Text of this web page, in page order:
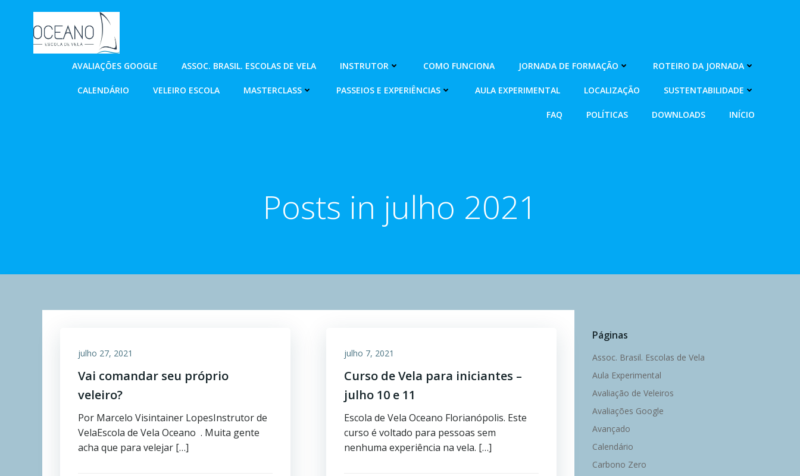
AVALIAÇÕES GOOGLE ASSOC. BRASIL. ESCOLAS DE VELA INSTRUTOR COMO FUNCIONA JORNADA DE FORMAÇÃO ROTEIRO DA JORNADA
CALENDÁRIO VELEIRO ESCOLA MASTERCLASS PASSEIOS E EXPERIÊNCIAS AULA EXPERIMENTAL LOCALIZAÇÃO SUSTENTABILIDADE
FAQ POLÍTICAS DOWNLOADS INÍCIO
Posts in julho 2021
julho 27, 2021
Vai comandar seu próprio
veleiro?
Por Marcelo Visintainer LopesInstrutor de
VelaEscola de Vela Oceano . Muita gente
acha que para velejar […]
julho 7, 2021
Curso de Vela para iniciantes –
julho 10 e 11
Escola de Vela Oceano Florianópolis. Este
curso é voltado para pessoas sem
nenhuma experiência na vela. […]
Páginas
Assoc. Brasil. Escolas de Vela
Aula Experimental
Avaliação de Veleiros
Avaliações Google
Avançado
Calendário
Carbono Zero